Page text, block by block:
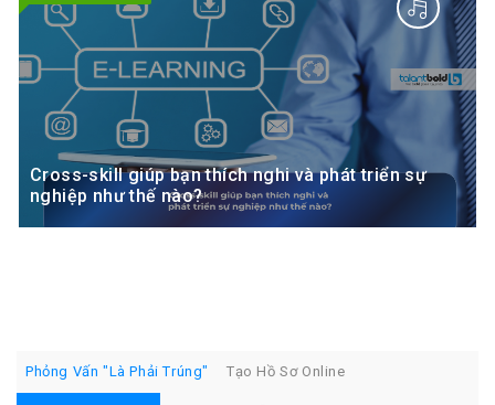
Cross-skill giúp bạn thích nghi và phát triển sự
nghiệp như thế nào?
Phỏng Vấn "Là Phải Trúng" Tạo Hồ Sơ Online